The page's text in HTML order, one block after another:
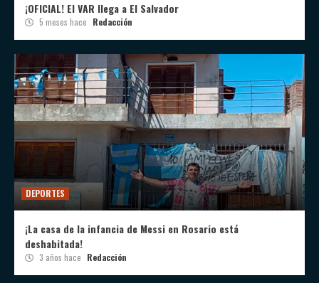
¡OFICIAL! El VAR llega a El Salvador
5 meses hace Redacción
DEPORTES
¡La casa de la infancia de Messi en Rosario está
deshabitada!
3 años hace Redacción